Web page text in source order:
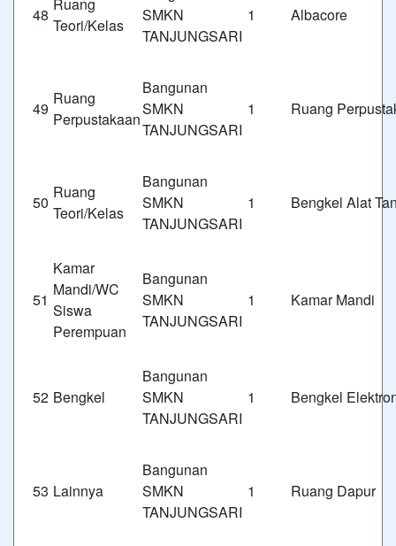
48
Teori/Kelas
SMKN 1
TANJUNGSARI
Albacore
49
Ruang
Perpustakaan
Bangunan
SMKN 1
TANJUNGSARI
Ruang
50
Ruang
Teori/Kelas
Bangunan
SMKN 1
TANJUNGSARI
Bengkel Alat
51
Kamar
Mandi/WC
Siswa
Perempuan
Bangunan
SMKN 1
TANJUNGSARI
Kamar Mandi
52 Bengkel
Bangunan
SMKN 1
TANJUNGSARI
Bengkel
53 Lainnya
Bangunan
SMKN 1
TANJUNGSARI
Ruang Dapur